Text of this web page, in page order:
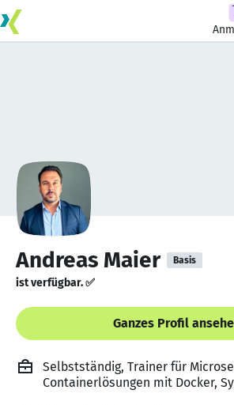
Andreas Maier Basis
ist verfügbar. ✅
Ganzes Profil
Selbstständig, Trainer für
Containerlösungen mit Docker,